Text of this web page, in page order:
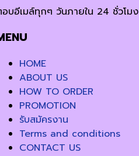
บอีเมล์ทุกๆ วันภายใน 24 ชั่วโมง
HOME
ABOUT US
HOW TO ORDER
PROMOTION
รับสมัครงาน
Terms and conditions
CONTACT US